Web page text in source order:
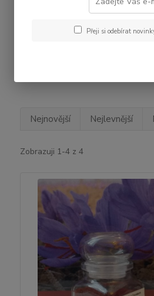
Nejnovější Nejlevnější
Zobrazuji 1-4 z 4
Přeji si odebírat